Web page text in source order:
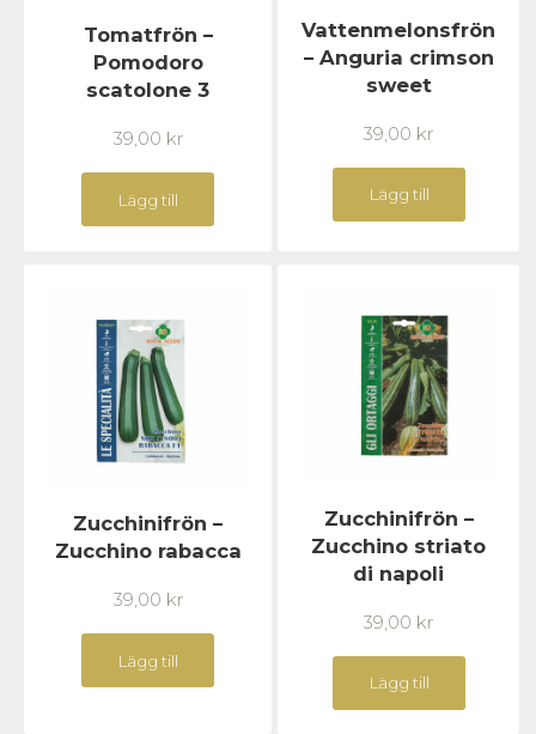
Tomatfrön –
Pomodoro
scatolone 3
39,00 kr
Lägg till
Vattenmelonsfrön
– Anguria crimson
sweet
39,00 kr
Lägg till
Zucchinifrön –
Zucchino rabacca
39,00 kr
Lägg till
Zucchinifrön –
Zucchino striato
di napoli
39,00 kr
Lägg till